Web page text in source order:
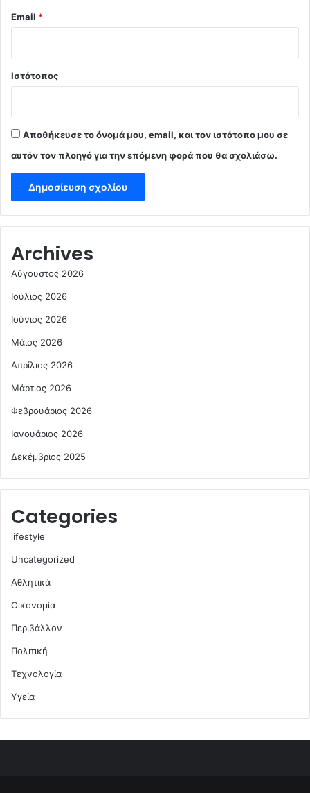
Email *
Ιστότοπος
Αποθήκευσε το όνομά μου, email, και τον ιστότοπο μου σε
αυτόν τον πλοηγό για την επόμενη φορά που θα σχολιάσω.
Archives
Αύγουστος 2026
Ιούλιος 2026
Ιούνιος 2026
Μάιος 2026
Απρίλιος 2026
Μάρτιος 2026
Φεβρουάριος 2026
Ιανουάριος 2026
Δεκέμβριος 2025
Categories
lifestyle
Uncategorized
Αθλητικά
Οικονομία
Περιβάλλον
Πολιτική
Τεχνολογία
Υγεία